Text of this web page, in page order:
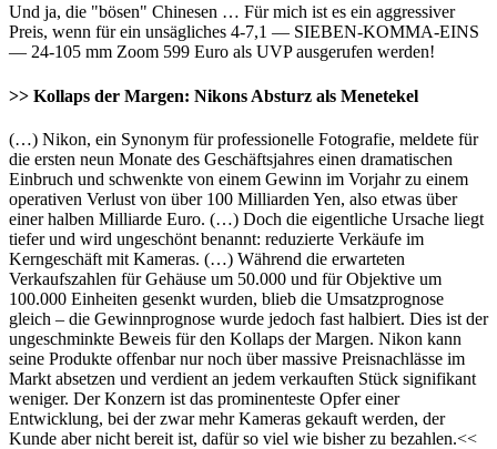
Und ja, die "bösen" Chinesen … Für mich ist es ein aggressiver
Preis, wenn für ein unsägliches 4-7,1 — SIEBEN-KOMMA-EINS
— 24-105 mm Zoom 599 Euro als UVP ausgerufen werden!
>> Kollaps der Margen: Nikons Absturz als Menetekel
(…) Nikon, ein Synonym für professionelle Fotografie, meldete für
die ersten neun Monate des Geschäftsjahres einen dramatischen
Einbruch und schwenkte von einem Gewinn im Vorjahr zu einem
operativen Verlust von über 100 Milliarden Yen, also etwas über
einer halben Milliarde Euro. (…) Doch die eigentliche Ursache liegt
tiefer und wird ungeschönt benannt: reduzierte Verkäufe im
Kerngeschäft mit Kameras. (…) Während die erwarteten
Verkaufszahlen für Gehäuse um 50.000 und für Objektive um
100.000 Einheiten gesenkt wurden, blieb die Umsatzprognose
gleich – die Gewinnprognose wurde jedoch fast halbiert. Dies ist der
ungeschminkte Beweis für den Kollaps der Margen. Nikon kann
seine Produkte offenbar nur noch über massive Preisnachlässe im
Markt absetzen und verdient an jedem verkauften Stück signifikant
weniger. Der Konzern ist das prominenteste Opfer einer
Entwicklung, bei der zwar mehr Kameras gekauft werden, der
Kunde aber nicht bereit ist, dafür so viel wie bisher zu bezahlen.<<